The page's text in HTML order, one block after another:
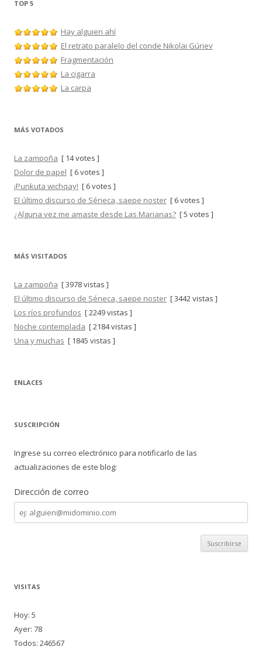
TOP 5
Hay alguien ahí
El retrato paralelo del conde Nikolai Gúriev
Fragmentación
La cigarra
La carpa
MÁS VOTADOS
La zampoña [ 14 votes ]
Dolor de papel [ 6 votes ]
¡Punkuta wichqay! [ 6 votes ]
El último discurso de Séneca, saepe noster [ 6 votes ]
¿Alguna vez me amaste desde Las Marianas? [ 5 votes ]
MÁS VISITADOS
La zampoña [ 3978 vistas ]
El último discurso de Séneca, saepe noster [ 3442 vistas ]
Los ríos profundos [ 2249 vistas ]
Noche contemplada [ 2184 vistas ]
Una y muchas [ 1845 vistas ]
ENLACES
SUSCRIPCIÓN
Ingrese su correo electrónico para notificarlo de las
actualizaciones de este blog:
Dirección de correo
Dirección
de
correo
VISITAS
Hoy: 5
Ayer: 78
Todos: 246567